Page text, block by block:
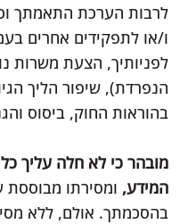
לרבות הערכת התאמתך
ו/או לתפקידים אחרים
לפניותיך, הצעת משרות
הנפרדת), שיפור הליך
בהוראות החוק, ביסוס
מובהר כי לא חלה עליך
המידע, ומסירתו מבוססת
בהסכמתך. אולם, ללא